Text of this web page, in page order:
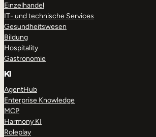
Einzelhandel
IT- und technische Services
Gesundheitswesen
Bildung
Hospitality
Gastronomie
KI
AgentHub
Enterprise Knowledge
MCP
Harmony KI
Roleplay